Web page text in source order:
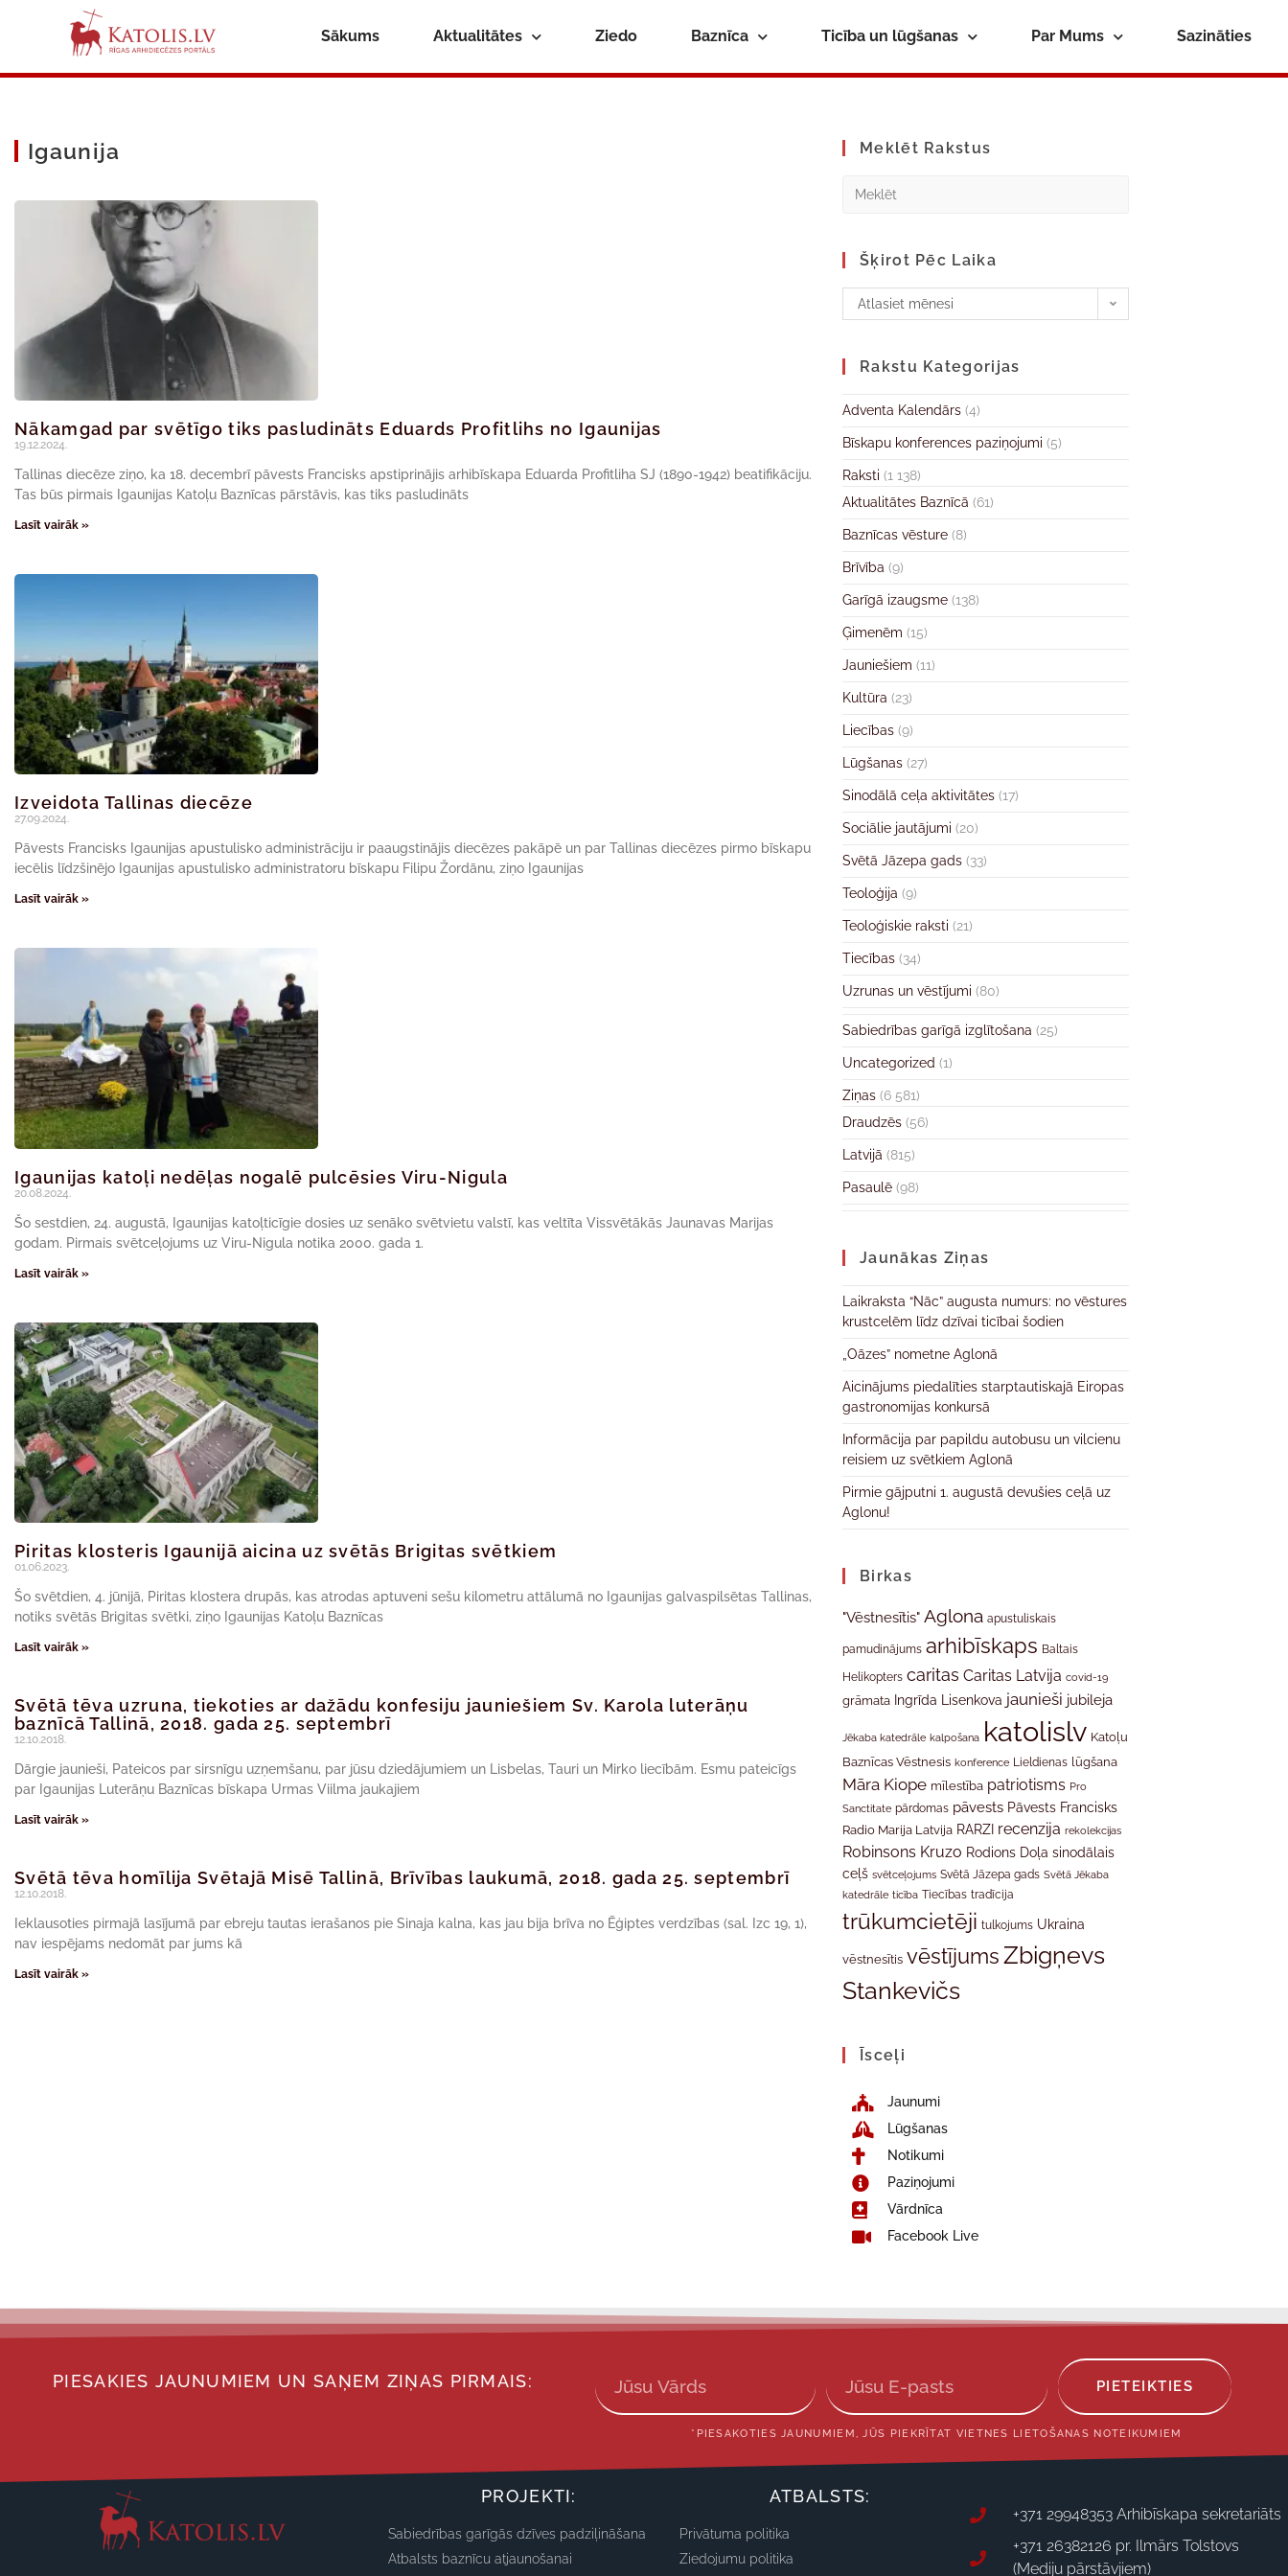
Sākums Aktualitātes Ziedo Baznīca Ticība un lūgšanas Par Mums Sazināties
Igaunija
Nākamgad par svētīgo tiks pasludināts Eduards Profitlihs no Igaunijas
19.12.2024.
Tallinas diecēze ziņo, ka 18. decembrī pāvests Francisks apstiprinājis arhibīskapa Eduarda Profitliha SJ (1890-1942) beatifikāciju.
Tas būs pirmais Igaunijas Katoļu Baznīcas pārstāvis, kas tiks pasludināts
Lasīt vairāk »
Izveidota Tallinas diecēze
27.09.2024.
Pāvests Francisks Igaunijas apustulisko administrāciju ir paaugstinājis diecēzes pakāpē un par Tallinas diecēzes pirmo bīskapu
iecēlis līdzšinējo Igaunijas apustulisko administratoru bīskapu Filipu Žordānu, ziņo Igaunijas
Lasīt vairāk »
Igaunijas katoļi nedēļas nogalē pulcēsies Viru-Nigula
20.08.2024.
Šo sestdien, 24. augustā, Igaunijas katoļticīgie dosies uz senāko svētvietu valstī, kas veltīta Vissvētākās Jaunavas Marijas
godam. Pirmais svētceļojums uz Viru-Nigula notika 2000. gada 1.
Lasīt vairāk »
Piritas klosteris Igaunijā aicina uz svētās Brigitas svētkiem
01.06.2023.
Šo svētdien, 4. jūnijā, Piritas klostera drupās, kas atrodas aptuveni sešu kilometru attālumā no Igaunijas galvaspilsētas Tallinas,
notiks svētās Brigitas svētki, ziņo Igaunijas Katoļu Baznīcas
Lasīt vairāk »
Svētā tēva uzruna, tiekoties ar dažādu konfesiju jauniešiem Sv. Karola luterāņu
baznīcā Tallinā, 2018. gada 25. septembrī
12.10.2018.
Dārgie jaunieši, Pateicos par sirsnīgu uzņemšanu, par jūsu dziedājumiem un Lisbelas, Tauri un Mirko liecībām. Esmu pateicīgs
par Igaunijas Luterāņu Baznīcas bīskapa Urmas Viilma jaukajiem
Lasīt vairāk »
Svētā tēva homīlija Svētajā Misē Tallinā, Brīvības laukumā, 2018. gada 25. septembrī
12.10.2018.
Ieklausoties pirmajā lasījumā par ebreju tautas ierašanos pie Sinaja kalna, kas jau bija brīva no Ēģiptes verdzības (sal. Izc 19, 1),
nav iespējams nedomāt par jums kā
Lasīt vairāk »
Meklēt Rakstus
Šķirot Pēc Laika
Atlasiet mēnesi
Rakstu Kategorijas
Adventa Kalendārs (4)
Bīskapu konferences paziņojumi (5)
Raksti (1 138)
Aktualitātes Baznīcā (61)
Baznīcas vēsture (8)
Brīvība (9)
Garīgā izaugsme (138)
Ģimenēm (15)
Jauniešiem (11)
Kultūra (23)
Liecības (9)
Lūgšanas (27)
Sinodālā ceļa aktivitātes (17)
Sociālie jautājumi (20)
Svētā Jāzepa gads (33)
Teoloģija (9)
Teoloģiskie raksti (21)
Tiecības (34)
Uzrunas un vēstījumi (80)
Sabiedrības garīgā izglītošana (25)
Uncategorized (1)
Ziņas (6 581)
Draudzēs (56)
Latvijā (815)
Pasaulē (98)
Jaunākas Ziņas
Laikraksta “Nāc” augusta numurs: no vēstures
krustcelēm līdz dzīvai ticībai šodien
„Oāzes” nometne Aglonā
Aicinājums piedalīties starptautiskajā Eiropas
gastronomijas konkursā
Informācija par papildu autobusu un vilcienu
reisiem uz svētkiem Aglonā
Pirmie gājputni 1. augustā devušies ceļā uz
Aglonu!
Birkas
"Vēstnesītis" Aglona apustuliskais
pamudinājums arhibīskaps Baltais
Helikopters caritas Caritas Latvija covid-19
grāmata Ingrīda Lisenkova jaunieši jubileja
Jēkaba katedrāle kalpošana katolislv Katoļu
Baznīcas Vēstnesis konference Lieldienas lūgšana
Māra Kiope mīlestība patriotisms Pro
Sanctitate pārdomas pāvests Pāvests Francisks
Radio Marija Latvija RARZI recenzija rekolekcijas
Robinsons Kruzo Rodions Doļa sinodālais
ceļš svētceļojums Svētā Jāzepa gads Svētā Jēkaba
katedrāle ticība Tiecības tradīcija
trūkumcietēji tulkojums Ukraina
vēstnesītis vēstījumsZbigņevs
Stankevičs
Īsceļi
Jaunumi
Lūgšanas
Notikumi
Paziņojumi
Vārdnīca
Facebook Live
PIESAKIES JAUNUMIEM UN SAŅEM ZIŅAS PIRMAIS: PIETEIKTIES
*PIESAKOTIES JAUNUMIEM, JŪS PIEKRĪTAT VIETNES LIETOŠANAS NOTEIKUMIEM
PROJEKTI:
Sabiedrības garīgās dzīves padziļināšana
Atbalsts baznīcu atjaunošanai
ATBALSTS:
Privātuma politika
Ziedojumu politika
+371 29948353 Arhibīskapa sekretariāts
+371 26382126 pr. Ilmārs Tolstovs
(Mediju pārstāvjiem)